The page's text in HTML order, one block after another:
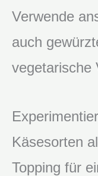
Verwende
auch
vegetarische
Käsesorten
Topping für